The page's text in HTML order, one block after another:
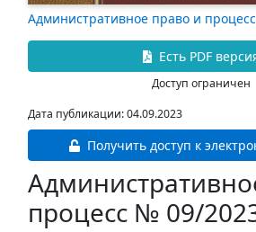
Административное право и
Есть PDF
Доступ ограничен
Дата публикации: 04.09.2023
Получить доступ к
процесс № 09/